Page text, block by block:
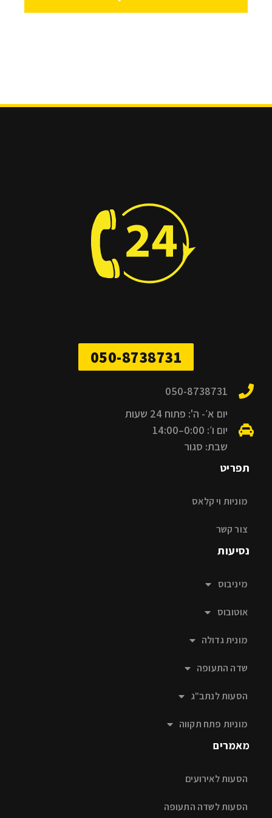
050-8738731
050-8738731
יום א׳- ה': פתוח 24 שעות
יום ו׳: 0:00–14:00
שבת: סגור
תפריט
מוניות וי קלאס
צור קשר
נסיעות
מיניבוס
אוטובוס
מונית גדולה
שדה התעופה
הסעות לנתב"ג
מוניות פתח תקווה
מאמרים
הסעות לאירועים
הסעות לשדה התעופה